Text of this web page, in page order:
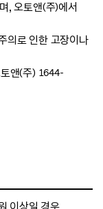
, 오토앤(주)에서
의로 인한 고장이나
앤(주) 1644-